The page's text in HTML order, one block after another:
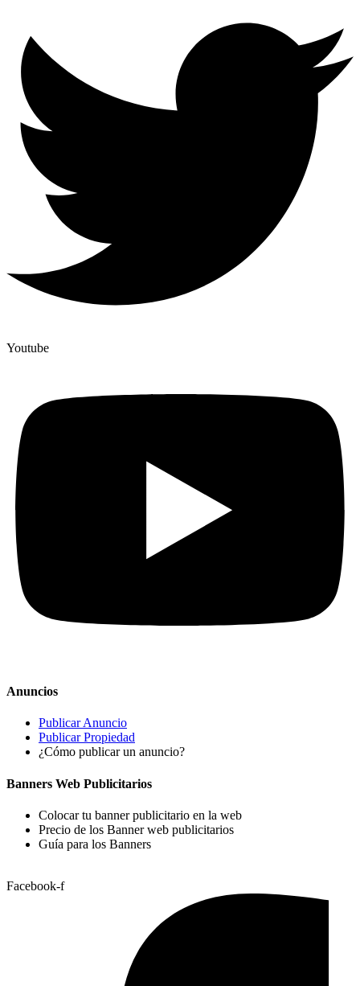
Youtube
Anuncios
Publicar Anuncio
Publicar Propiedad
¿Cómo publicar un anuncio?
Banners Web Publicitarios
Colocar tu banner publicitario en la web
Precio de los Banner web publicitarios
Guía para los Banners
Facebook-f